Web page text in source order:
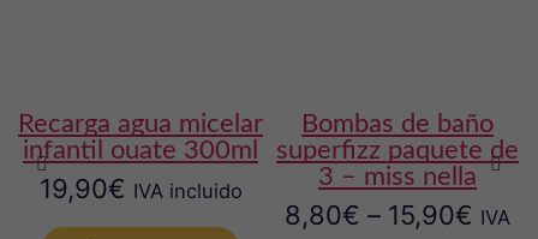
recarga agua micelar
infantil ouate 300ml
19,90€ IVA incluido
bombas de baño
superfizz paquete de
3 – miss nella
8,80€ – 15,90€ IVA